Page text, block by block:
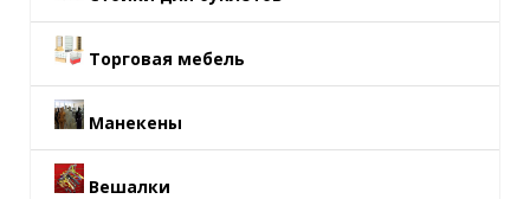
Торговая мебель
Манекены
Вешалки